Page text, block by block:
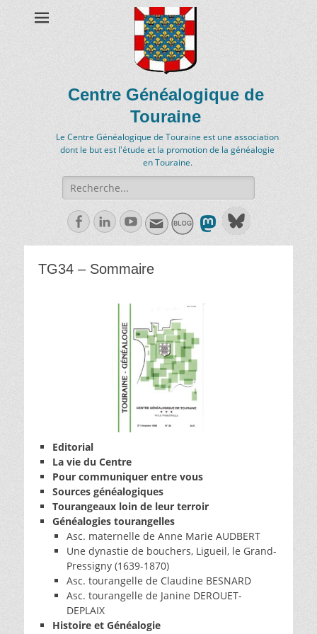
Centre Généalogique de
Touraine
Le Centre Généalogique de Touraine est une association
dont le but est l'étude et la promotion de la généalogie
en Touraine.
Recherche
de:
FacebookLinkedln
Youtube
TG34 – Sommaire
Editorial
La vie du Centre
Pour communiquer entre vous
Sources généalogiques
Tourangeaux loin de leur terroir
Généalogies tourangelles
Asc. maternelle de Anne Marie AUDBERT
Une dynastie de bouchers, Ligueil, le Grand-
Pressigny (1639-1870)
Asc. tourangelle de Claudine BESNARD
Asc. tourangelle de Janine DEROUET-
DEPLAIX
Histoire et Généalogie